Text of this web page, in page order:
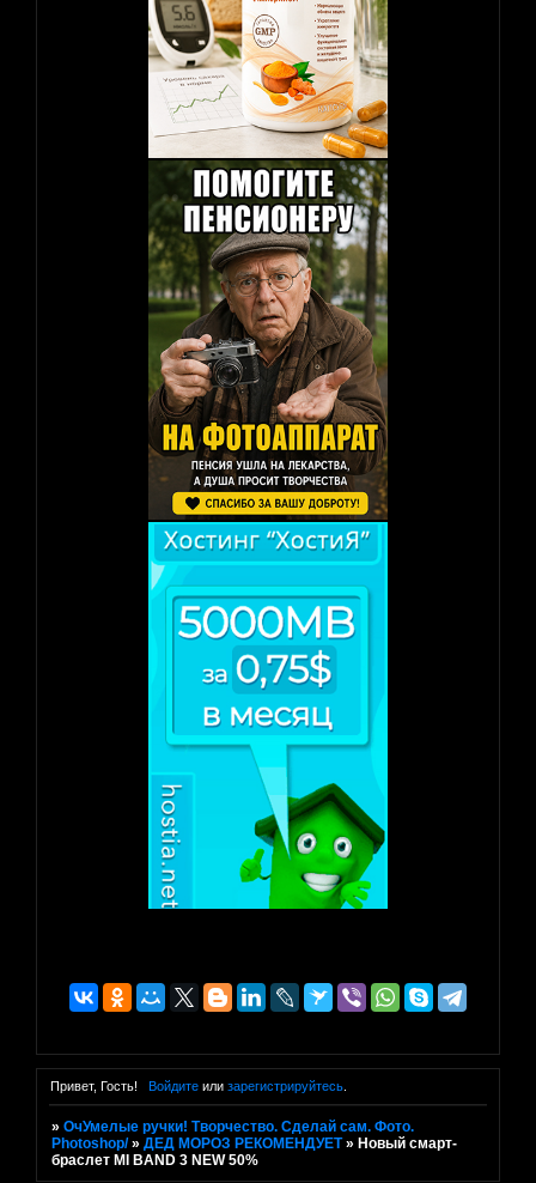
Привет, Гость! Войдитеили зарегистрируйтесь.
»ОчУмелые ручки! Творчество. Сделай сам. Фото.
Photoshop/ »ДЕД МОРОЗ РЕКОМЕНДУЕТ » Новый смарт-
браслет MI BAND 3 NEW 50%